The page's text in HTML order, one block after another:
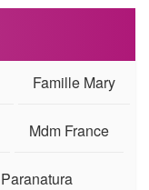
Famille Mary
Mdm France
Paranatura